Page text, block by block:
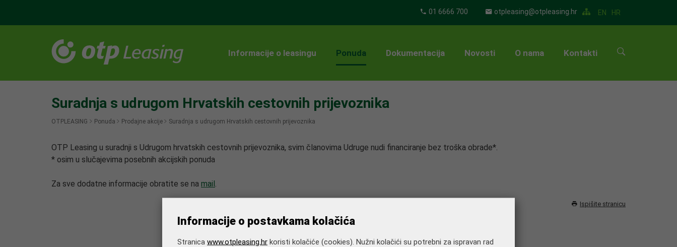
HR
EN
otpleasing@otpleasing.hr
01 6666 700
Informacije o leasingu Ponuda Dokumentacija Novosti O nama Kontakti
Suradnja s udrugom Hrvatskih cestovnih prijevoznika
OTPLEASING Ponuda Prodajne akcije Suradnja s udrugom Hrvatskih cestovnih prijevoznika
OTP Leasing u suradnji s Udrugom hrvatskih cestovnih prijevoznika, svim članovima Udruge nudi financiranje bez troška obrade*.
* osim u slučajevima posebnih akcijskih ponuda
Za sve dodatne informacije obratite se na mail.
Ispišite stranicu
Informacije o postavkama kolačića
Stranica www.otpleasing.hr koristi kolačiće (cookies). Nužni kolačići su potrebni za ispravan rad